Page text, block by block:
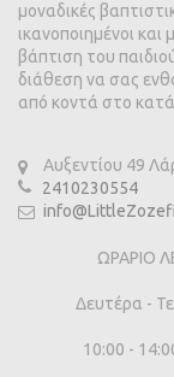
μοναδικές
ικανοποιημένοι
βάπτιση του
διάθεση να σας
από κοντά στο
Αυξεντίου 49
2410230554
ΩΡΑΡΙΟ
Δευτέρα -
10:00 - 14:00